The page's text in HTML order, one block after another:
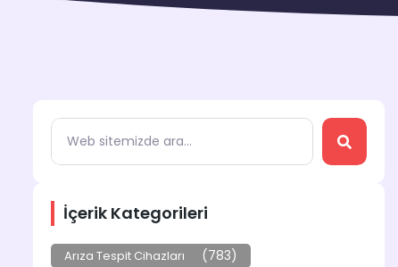
İçerik Kategorileri
Arıza Tespit Cihazları (783)